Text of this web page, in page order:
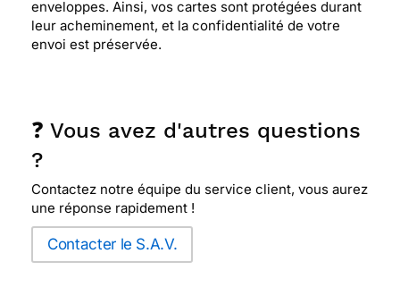
enveloppes. Ainsi, vos cartes sont protégées durant
leur acheminement, et la confidentialité de votre
envoi est préservée.
❓ Vous avez d'autres questions
?
Contactez notre équipe du service client, vous aurez
une réponse rapidement !
Contacter le S.A.V.